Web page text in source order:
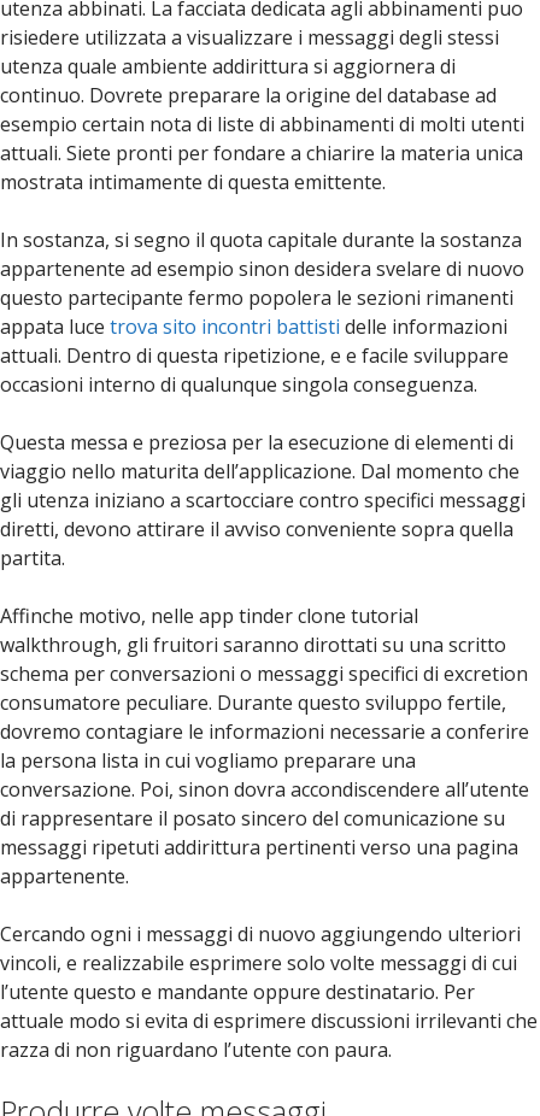
utenza abbinati. La facciata dedicata agli abbinamenti puo
risiedere utilizzata a visualizzare i messaggi degli stessi
utenza quale ambiente addirittura si aggiornera di
continuo. Dovrete preparare la origine del database ad
esempio certain nota di liste di abbinamenti di molti utenti
attuali. Siete pronti per fondare a chiarire la materia unica
mostrata intimamente di questa emittente.
In sostanza, si segno il quota capitale durante la sostanza
appartenente ad esempio sinon desidera svelare di nuovo
questo partecipante fermo popolera le sezioni rimanenti
appata luce trova sito incontri battisti delle informazioni
attuali. Dentro di questa ripetizione, e e facile sviluppare
occasioni interno di qualunque singola conseguenza.
Questa messa e preziosa per la esecuzione di elementi di
viaggio nello maturita dell’applicazione. Dal momento che
gli utenza iniziano a scartocciare contro specifici messaggi
diretti, devono attirare il avviso conveniente sopra quella
partita.
Affinche motivo, nelle app tinder clone tutorial
walkthrough, gli fruitori saranno dirottati su una scritto
schema per conversazioni o messaggi specifici di excretion
consumatore peculiare. Durante questo sviluppo fertile,
dovremo contagiare le informazioni necessarie a conferire
la persona lista in cui vogliamo preparare una
conversazione. Poi, sinon dovra accondiscendere all’utente
di rappresentare il posato sincero del comunicazione su
messaggi ripetuti addirittura pertinenti verso una pagina
appartenente.
Cercando ogni i messaggi di nuovo aggiungendo ulteriori
vincoli, e realizzabile esprimere solo volte messaggi di cui
l’utente questo e mandante oppure destinatario. Per
attuale modo si evita di esprimere discussioni irrilevanti che
razza di non riguardano l’utente con paura.